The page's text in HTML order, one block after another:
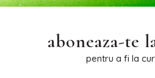
aboneaza-te
pentru a fi la